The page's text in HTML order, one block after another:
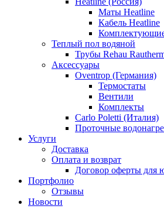
Маты Heatline
Кабель Heatline
Теплый пол водяной
Трубы Rehau
Аксессуары
Oventrop (Германия)
Термостаты
Вентили
Комплекты
Carlo Poletti (Италия)
Проточные
Услуги
Доставка
Оплата и возврат
Договор оферты для
Портфолио
Отзывы
Новости